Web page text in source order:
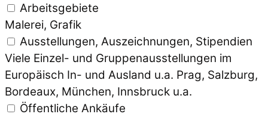
Arbeitsgebiete
Malerei, Grafik
Ausstellungen, Auszeichnungen, Stipendien
Viele Einzel- und Gruppenausstellungen im
Europäisch In- und Ausland u.a. Prag, Salzburg,
Bordeaux, München, Innsbruck u.a.
Öffentliche Ankäufe